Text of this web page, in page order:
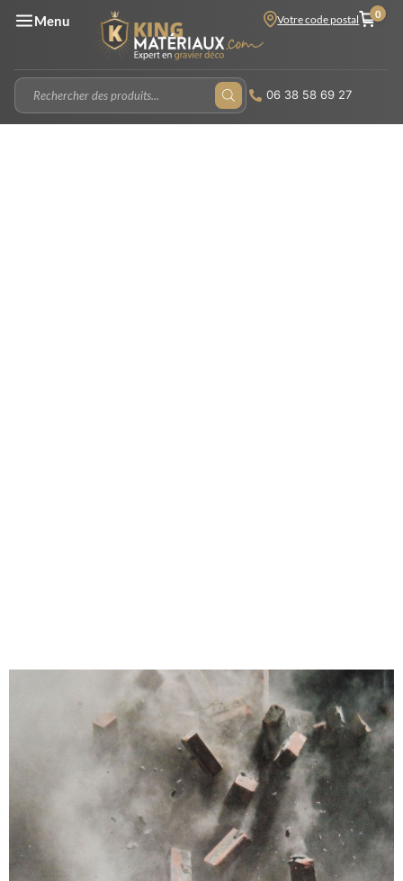
Menu Votre code postal 0
06 38 58 69 27